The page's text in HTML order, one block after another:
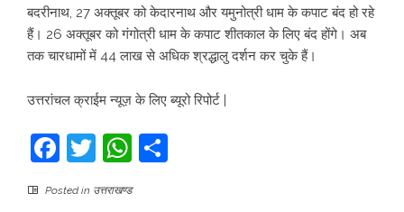
बदरीनाथ, 27 अक्तूबर को केदारनाथ और यमुनोत्री धाम के कपाट बंद हो रहे
हैं। 26 अक्तूबर को गंगोत्री धाम के कपाट शीतकाल के लिए बंद होंगे। अब
तक चारधामों में 44 लाख से अधिक श्रद्धालु दर्शन कर चुके हैं।
उत्तरांचल क्राईम न्यूज़ के लिए ब्यूरो रिपोर्ट |
Facebook
TwitterWhatsApp
Posted in उत्तराखण्ड